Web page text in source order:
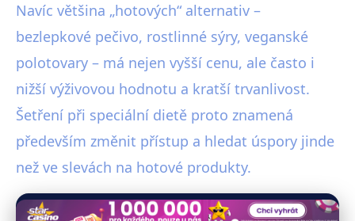
Navíc většina „hotových“ alternativ –
bezlepkové pečivo, rostlinné sýry, veganské
polotovary – má nejen vyšší cenu, ale často i
nižší výživovou hodnotu a kratší trvanlivost.
Šetření při speciální dietě proto znamená
především změnit přístup a hledat úspory jinde
než ve slevách na hotové produkty.